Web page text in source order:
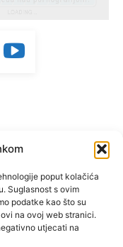
poput kolačića
Suglasnost s ovim
podatke kao što su
na ovoj web stranici.
utjecati na